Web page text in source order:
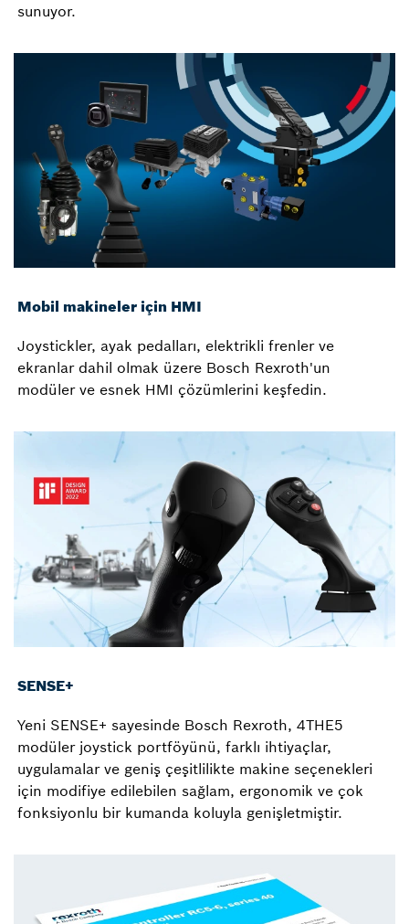
sunuyor.
Mobil makineler için HMI
Joystickler, ayak pedalları, elektrikli frenler ve
ekranlar dahil olmak üzere Bosch Rexroth'un
modüler ve esnek HMI çözümlerini keşfedin.
SENSE+
Yeni SENSE+ sayesinde Bosch Rexroth, 4THE5
modüler joystick portföyünü, farklı ihtiyaçlar,
uygulamalar ve geniş çeşitlilikte makine seçenekleri
için modifiye edilebilen sağlam, ergonomik ve çok
fonksiyonlu bir kumanda koluyla genişletmiştir.